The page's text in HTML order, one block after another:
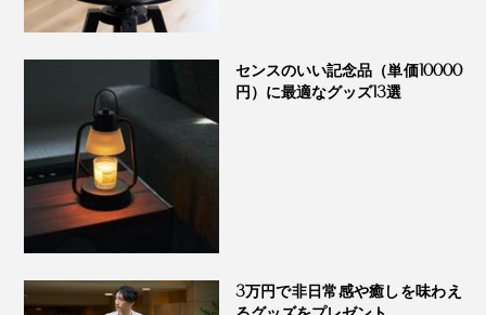
センスのいい記念品（単価10000
円）に最適なグッズ13選
3万円で非日常感や癒しを味わえ